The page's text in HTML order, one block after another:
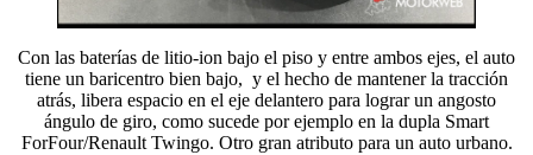
Con las baterías de litio-ion bajo el piso y entre ambos ejes, el auto
tiene un baricentro bien bajo, y el hecho de mantener la tracción
atrás, libera espacio en el eje delantero para lograr un angosto
ángulo de giro, como sucede por ejemplo en la dupla Smart
ForFour/Renault Twingo. Otro gran atributo para un auto urbano.